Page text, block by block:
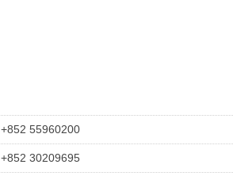
+852 55960200
+852 30209695